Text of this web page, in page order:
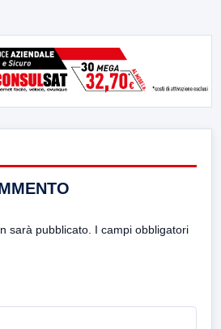
sarà pubblicato. I campi obbligatori